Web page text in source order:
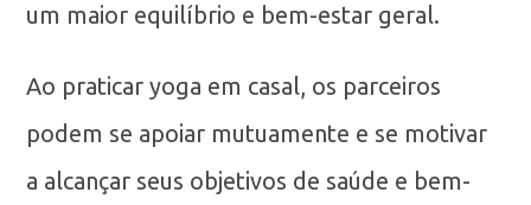
um maior equilíbrio e bem-estar geral.
Ao praticar yoga em casal, os parceiros
podem se apoiar mutuamente e se motivar
a alcançar seus objetivos de saúde e bem-